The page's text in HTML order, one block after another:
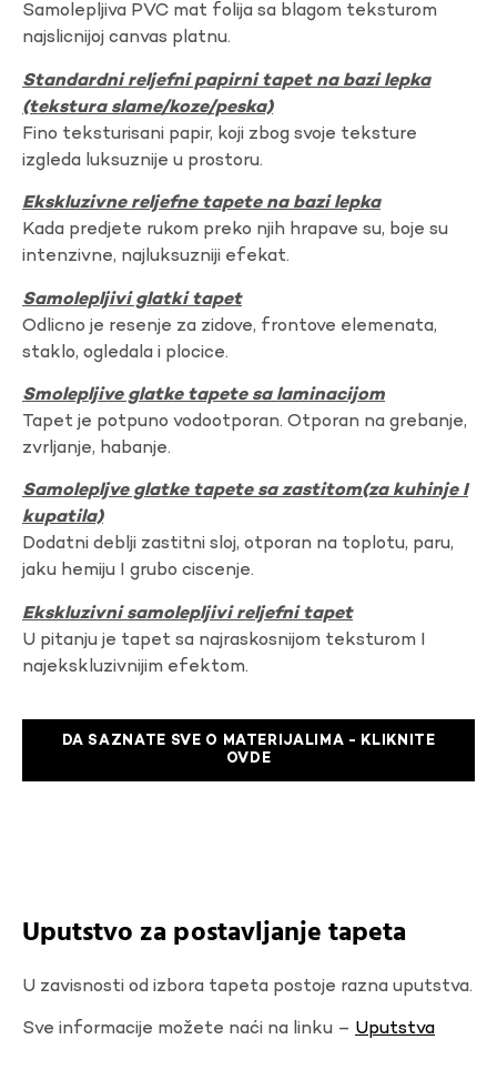
Samolepljiva PVC mat folija sa blagom teksturom
najslicnijoj canvas platnu.
Standardni reljefni papirni tapet na bazi lepka
(tekstura slame/koze/peska)
Fino teksturisani papir, koji zbog svoje teksture
izgleda luksuznije u prostoru.
Ekskluzivne reljefne tapete na bazi lepka
Kada predjete rukom preko njih hrapave su, boje su
intenzivne, najluksuzniji efekat.
Samolepljivi glatki tapet
Odlicno je resenje za zidove, frontove elemenata,
staklo, ogledala i plocice.
Smolepljive glatke tapete sa laminacijom
Tapet je potpuno vodootporan. Otporan na grebanje,
zvrljanje, habanje.
Samolepljve glatke tapete sa zastitom(za kuhinje I
kupatila)
Dodatni deblji zastitni sloj, otporan na toplotu, paru,
jaku hemiju I grubo ciscenje.
Ekskluzivni samolepljivi reljefni tapet
U pitanju je tapet sa najraskosnijom teksturom I
najekskluzivnijim efektom.
DA SAZNATE SVE O MATERIJALIMA - KLIKNITE
OVDE
Uputstvo za postavljanje tapeta
U zavisnosti od izbora tapeta postoje razna uputstva.
Sve informacije možete naći na linku – Uputstva